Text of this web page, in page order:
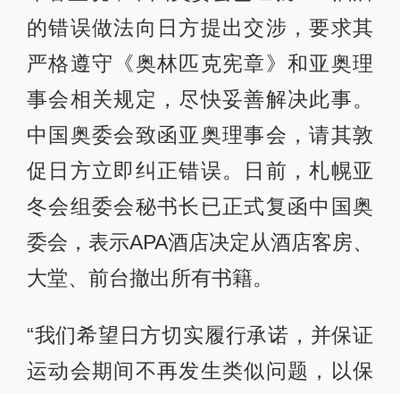
的错误做法向日方提出交涉，要求其
严格遵守《奥林匹克宪章》和亚奥理
事会相关规定，尽快妥善解决此事。
中国奥委会致函亚奥理事会，请其敦
促日方立即纠正错误。日前，札幌亚
冬会组委会秘书长已正式复函中国奥
委会，表示APA酒店决定从酒店客房、
大堂、前台撤出所有书籍。
“我们希望日方切实履行承诺，并保证
运动会期间不再发生类似问题，以保